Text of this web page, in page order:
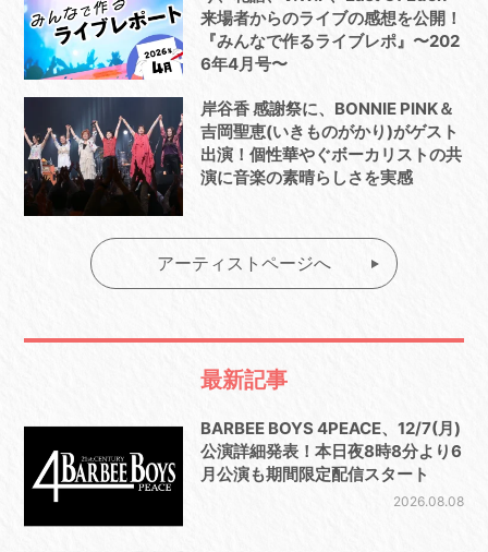
来場者からのライブの感想を公開！
『みんなで作るライブレポ』〜202
6年4月号〜
岸谷香 感謝祭に、BONNIE PINK＆
吉岡聖恵(いきものがかり)がゲスト
出演！個性華やぐボーカリストの共
演に音楽の素晴らしさを実感
アーティストページへ
最新記事
BARBEE BOYS 4PEACE、12/7(月)
公演詳細発表！本日夜8時8分より6
月公演も期間限定配信スタート
2026.08.08